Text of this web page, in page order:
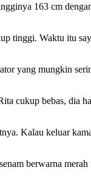
163 cm
tinggi. Waktu itu
yang mungkin
cukup bebas, dia
Kalau keluar
berwarna